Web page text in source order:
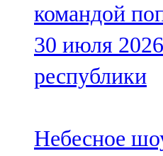
командой
30 июля 2026
республики
Небесное